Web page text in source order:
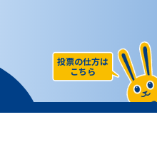
投票の仕方は
こちら